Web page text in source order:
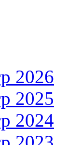
2026
2025
2024